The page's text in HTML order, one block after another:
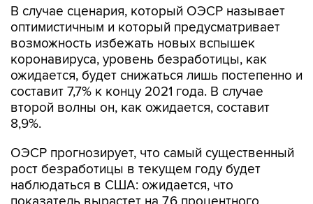
В случае сценария, который ОЭСР называет
оптимистичным и который предусматривает
возможность избежать новых вспышек
коронавируса, уровень безработицы, как
ожидается, будет снижаться лишь постепенно и
составит 7,7% к концу 2021 года. В случае
второй волны он, как ожидается, составит
8,9%.
ОЭСР прогнозирует, что самый существенный
рост безработицы в текущем году будет
наблюдаться в США: ожидается, что